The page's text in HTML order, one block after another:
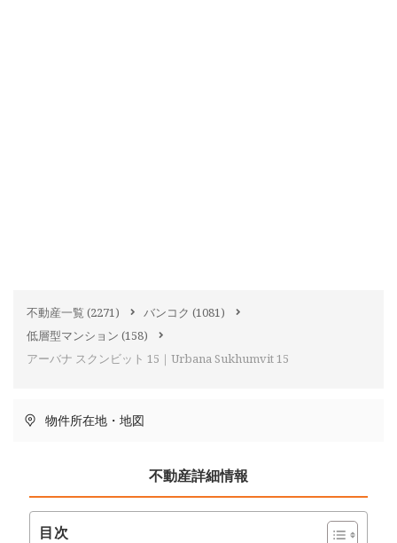
不動産一覧 (2271) バンコク (1081)
低層型マンション (158)
アーバナ スクンビット 15｜Urbana Sukhumvit 15
物件所在地・地図
不動産詳細情報
目次